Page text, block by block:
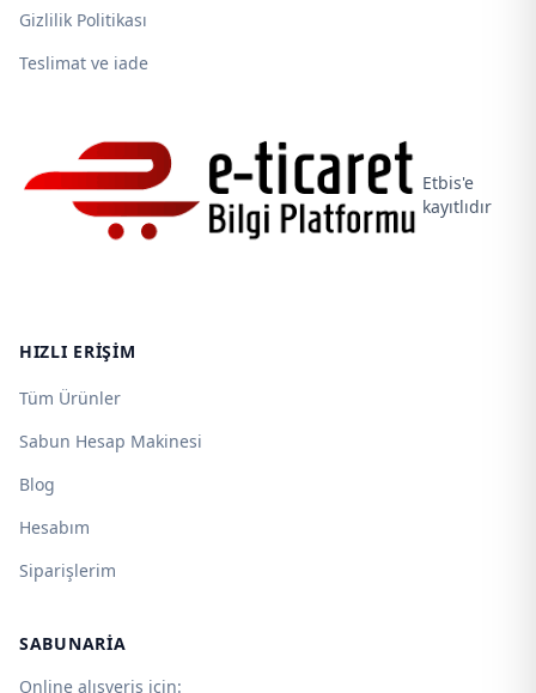
Gizlilik Politikası
Teslimat ve iade
Etbis'e
kayıtlıdır
HIZLI ERIŞIM
Tüm Ürünler
Sabun Hesap Makinesi
Blog
Hesabım
Siparişlerim
SABUNARIA
Online alışveriş için: